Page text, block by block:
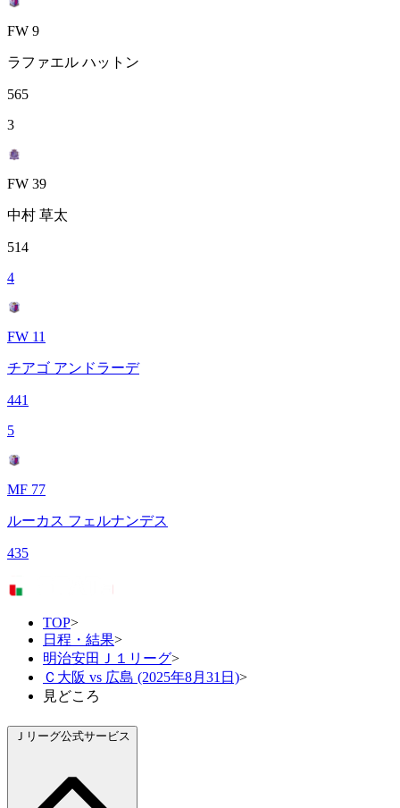
FW 9
ラファエル ハットン
565
3
FW 39
中村 草太
514
4
FW 11
チアゴ アンドラーデ
441
5
MF 77
ルーカス フェルナンデス
435
TOP>
日程・結果>
明治安田Ｊ１リーグ>
Ｃ大阪 vs 広島 (2025年8月31日)>
見どころ
Ｊリーグ公式サービス